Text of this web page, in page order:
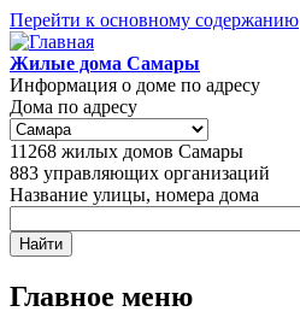
Перейти к основному содержанию
Жилые дома Самары
Информация о доме по адресу
Дома по адресу
11268 жилых домов Самары
883 управляющих организаций
Название улицы, номера дома
Главное меню